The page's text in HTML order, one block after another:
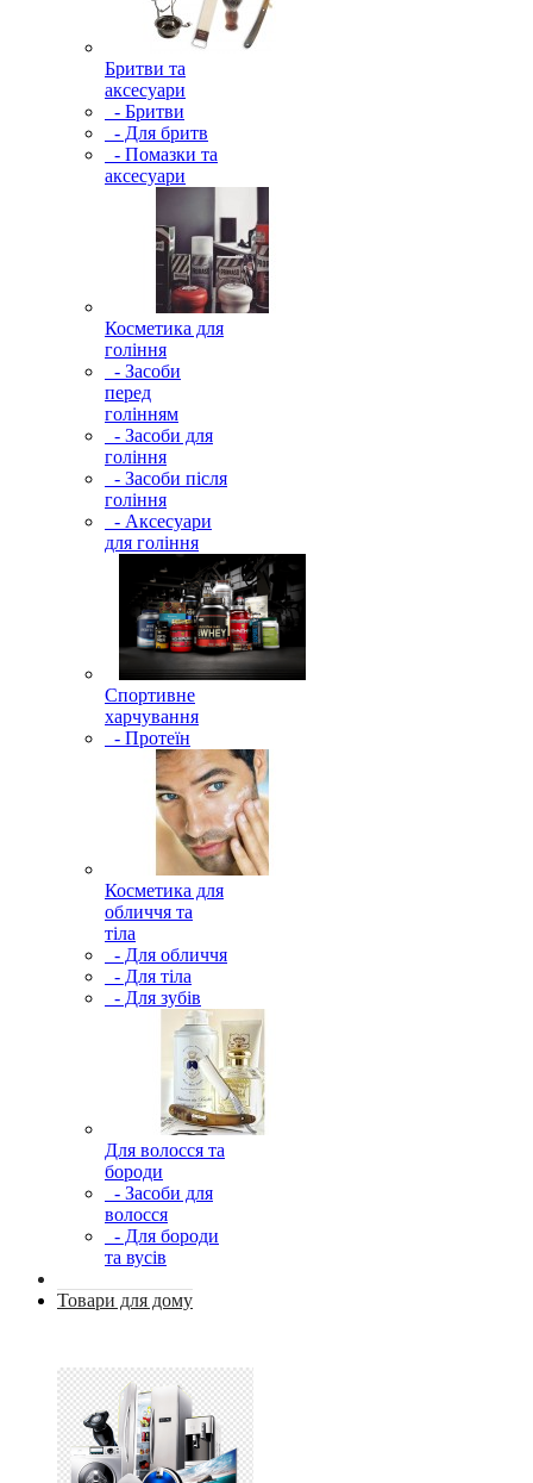
Бритви та
аксесуари
- Бритви
- Для бритв
- Помазки та
аксесуари
Косметика для
гоління
- Засоби
перед
голінням
- Засоби для
гоління
- Засоби після
гоління
- Аксесуари
для гоління
Спортивне
харчування
- Протеїн
Косметика для
обличчя та
тіла
- Для обличчя
- Для тіла
- Для зубів
Для волосся та
бороди
- Засоби для
волосся
- Для бороди
та вусів
Товари для дому